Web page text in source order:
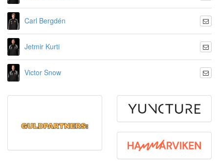
Carl Bergdén
Jetmir Kurti
Victor Snow